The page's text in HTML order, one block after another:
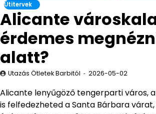
Útitervek
Alicante
érdemes
alatt?
Utazás Ötletek Barbitól 2026-05-02
Alicante lenyűgöző tengerparti város,
is felfedezheted a Santa Bárbara